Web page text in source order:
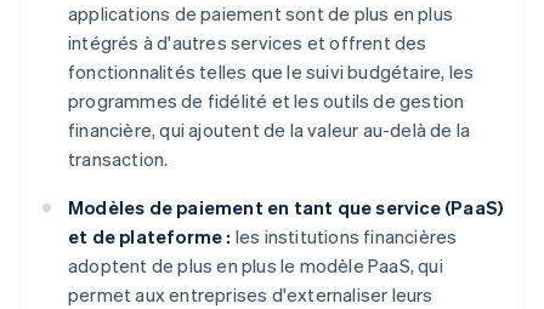
applications de paiement sont de plus en plus
intégrés à d'autres services et offrent des
fonctionnalités telles que le suivi budgétaire, les
programmes de fidélité et les outils de gestion
financière, qui ajoutent de la valeur au-delà de la
transaction.
Modèles de paiement en tant que service (PaaS)
et de plateforme : les institutions financières
adoptent de plus en plus le modèle PaaS, qui
permet aux entreprises d'externaliser leurs